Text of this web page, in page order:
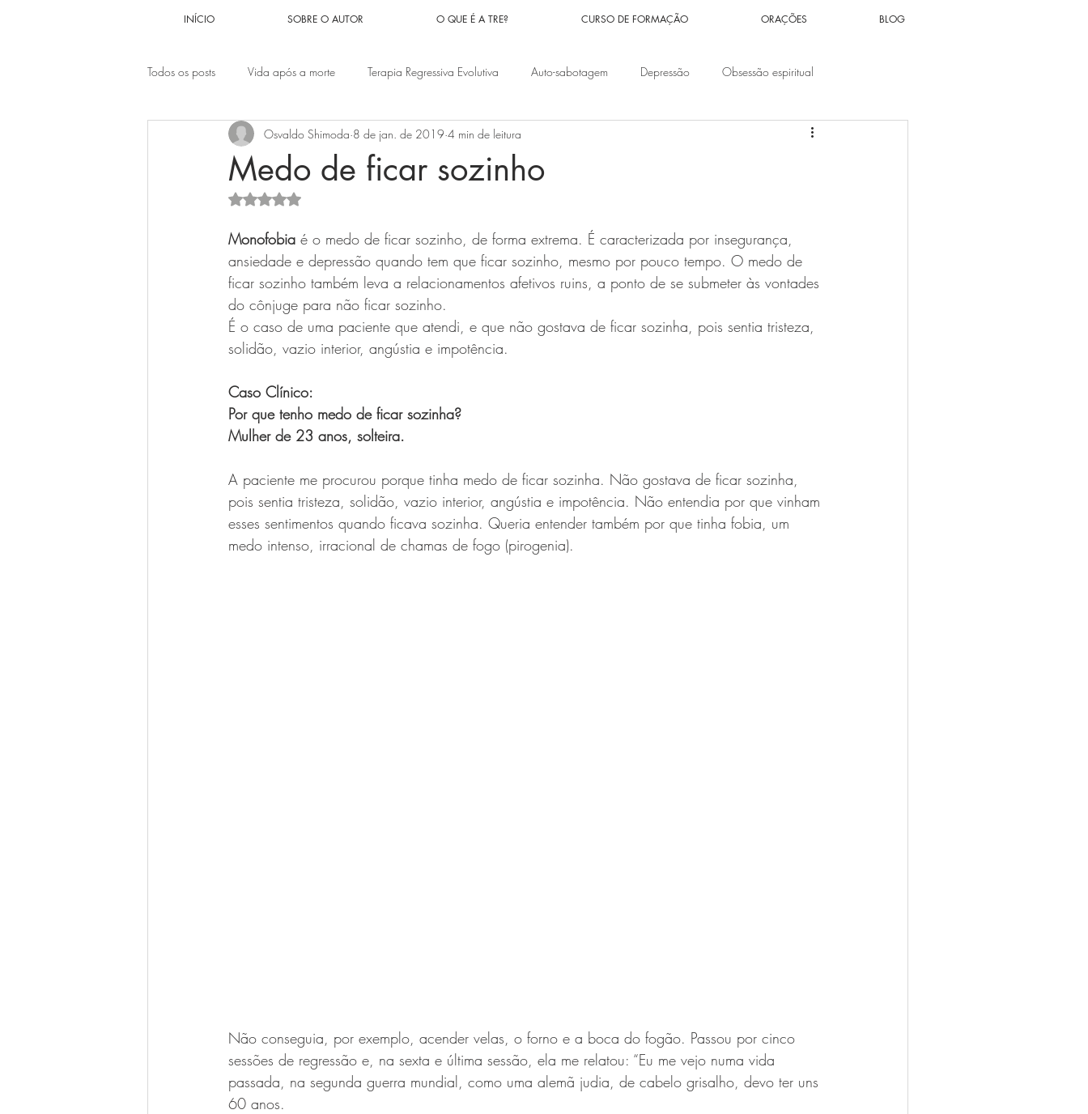
INÍCIO SOBRE O AUTOR O QUE É A TRE? CURSO DE FORMAÇÃO ORAÇÕES BLOG
Todos os posts Vida após a morte Terapia Regressiva Evolutiva Auto-sabotagem Depressão Obsessão espiritual
Problema Sexual Problemas financeiros Problemas familiares
Relacionamentos Autoestima
Autoabandono Anjos encarnados Orações Magias Culpa Pesadelos Fé
Medo de ficar sozinho
Osvaldo Shimoda 8 de jan. de 2019 4 min de leitura
Avaliado com NaN de 5 estrelas.
Monofobia é o medo de ficar sozinho, de forma extrema. É caracterizada por insegurança,
ansiedade e depressão quando tem que ficar sozinho, mesmo por pouco tempo. O medo de
ficar sozinho também leva a relacionamentos afetivos ruins, a ponto de se submeter às vontades
do cônjuge para não ficar sozinho.
É o caso de uma paciente que atendi, e que não gostava de ficar sozinha, pois sentia tristeza,
solidão, vazio interior, angústia e impotência.
Caso Clínico:
Por que tenho medo de ficar sozinha?
Mulher de 23 anos, solteira.
A paciente me procurou porque tinha medo de ficar sozinha. Não gostava de ficar sozinha,
pois sentia tristeza, solidão, vazio interior, angústia e impotência. Não entendia por que vinham
esses sentimentos quando ficava sozinha. Queria entender também por que tinha fobia, um
medo intenso, irracional de chamas de fogo (pirogenia).
Não conseguia, por exemplo, acender velas, o forno e a boca do fogão. Passou por cinco
sessões de regressão e, na sexta e última sessão, ela me relatou: “Eu me vejo numa vida
passada, na segunda guerra mundial, como uma alemã judia, de cabelo grisalho, devo ter uns
60 anos.